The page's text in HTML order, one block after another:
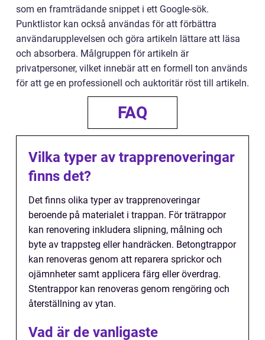
som en framträdande snippet i ett Google-sök.
Punktlistor kan också användas för att förbättra
användarupplevelsen och göra artikeln lättare att läsa
och absorbera. Målgruppen för artikeln är
privatpersoner, vilket innebär att en formell ton används
för att ge en professionell och auktoritär röst till artikeln.
FAQ
Vilka typer av trapprenoveringar
finns det?
Det finns olika typer av trapprenoveringar
beroende på materialet i trappan. För trätrappor
kan renovering inkludera slipning, målning och
byte av trappsteg eller handräcken. Betongtrappor
kan renoveras genom att reparera sprickor och
ojämnheter samt applicera färg eller överdrag.
Stentrappor kan renoveras genom rengöring och
återställning av ytan.
Vad är de vanligaste